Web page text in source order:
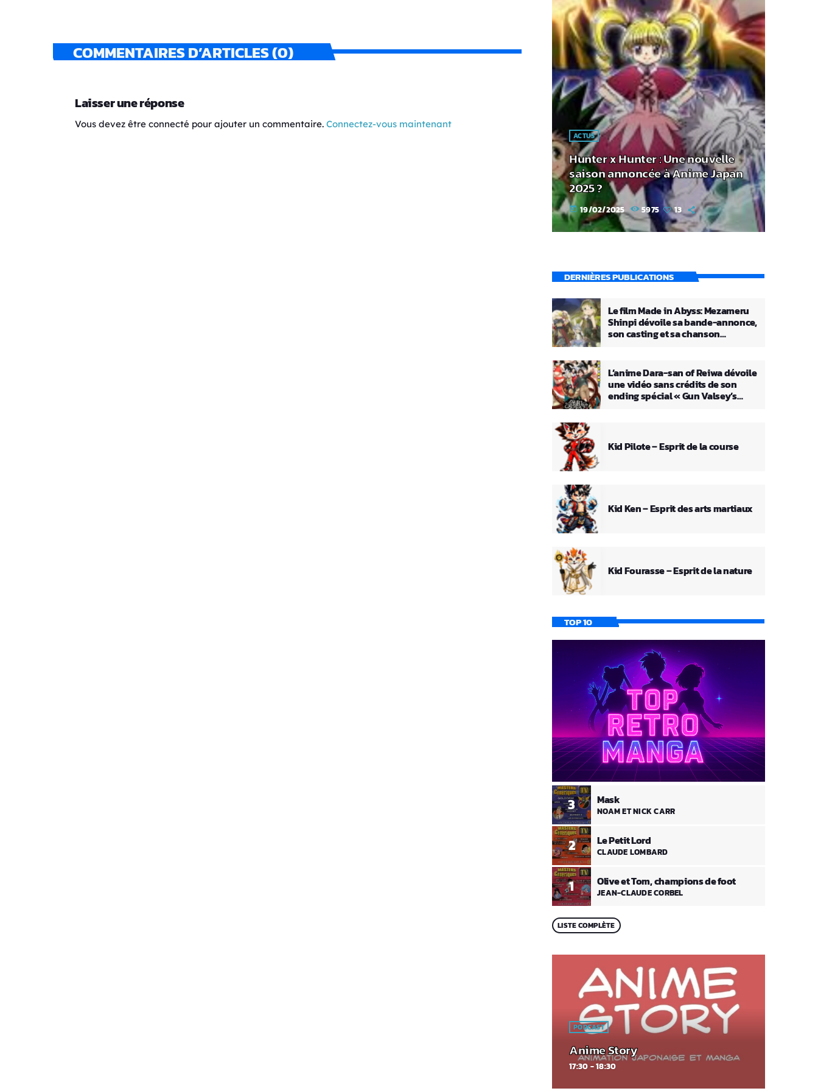
COMMENTAIRES D’ARTICLES (0)
Laisser une réponse
Vous devez être connecté pour ajouter un commentaire. Connectez-vous maintenant
ACTUS
Hunter x Hunter : Une nouvelle
saison annoncée à Anime Japan
2025 ?
today 19/02/2025 5975 13
DERNIÈRES PUBLICATIONS
Le film Made in Abyss: Mezameru
Shinpi dévoile sa bande-annonce,
son casting et sa chanson
L’anime Dara-san of Reiwa dévoile
une vidéo sans crédits de son
ending spécial « Gun Valsey’s
Kid Pilote – Esprit de la course
Kid Ken – Esprit des arts martiaux
Kid Fourasse – Esprit de la nature
TOP 10
1 Olive et Tom, champions de foot
JEAN-CLAUDE CORBEL
2 Le Petit Lord
CLAUDE LOMBARD
3 Mask
NOAM ET NICK CARR
LISTE COMPLÈTE
PODCAST
Anime Story
17:30 - 18:30